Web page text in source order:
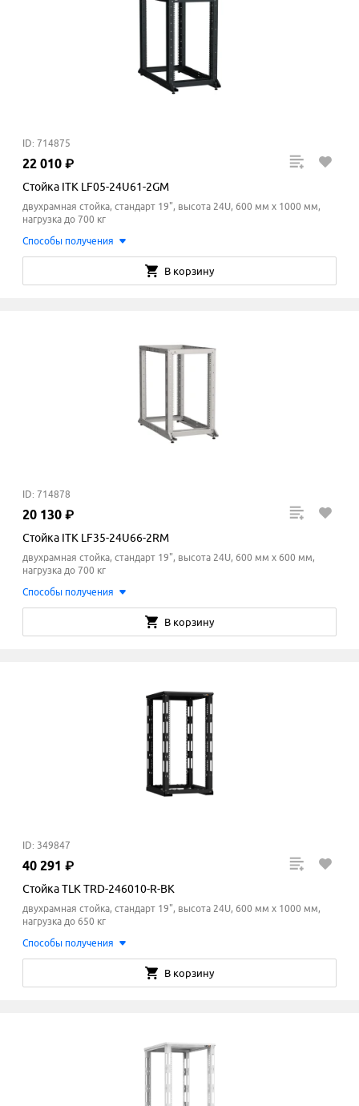
ID: 714875
22 010 ₽
Стойка ITK LF05-24U61-2GM
двухрамная стойка, стандарт 19", высота 24U, 600 мм x 1000 мм,
нагрузка до 700 кг
Способы получения
В корзину
ID: 714878
20 130 ₽
Стойка ITK LF35-24U66-2RM
двухрамная стойка, стандарт 19", высота 24U, 600 мм x 600 мм,
нагрузка до 700 кг
Способы получения
В корзину
ID: 349847
40 291 ₽
Стойка TLK TRD-246010-R-BK
двухрамная стойка, стандарт 19", высота 24U, 600 мм x 1000 мм,
нагрузка до 650 кг
Способы получения
В корзину